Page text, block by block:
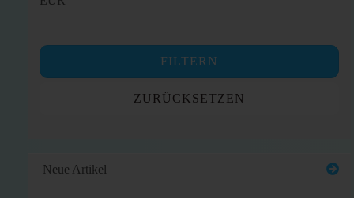
FILTERN
ZURÜCKSETZEN
Neue Artikel